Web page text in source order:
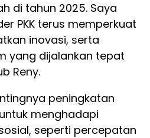
di tahun 2025. Saya
PKK terus memperkuat
inovasi, serta
yang dijalankan tepat
Reny.
peningkatan
menghadapi
seperti percepatan